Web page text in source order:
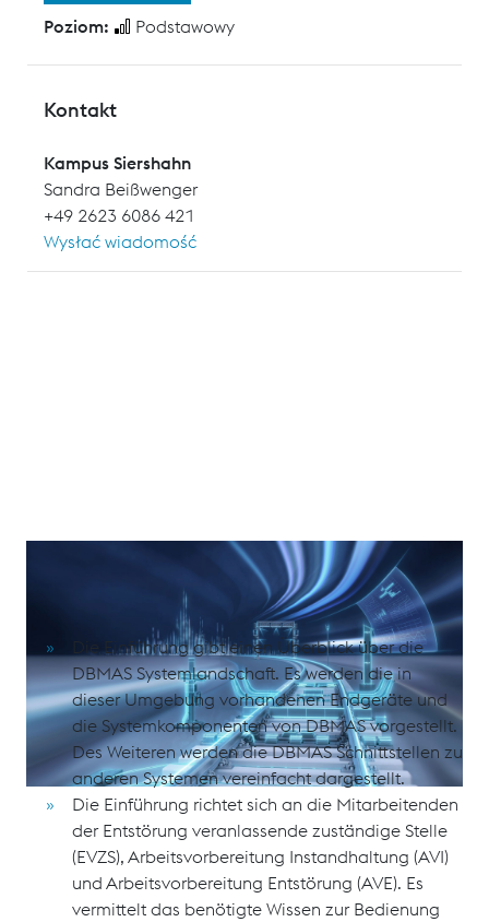
Poziom:
Podstawowy
Kontakt
Kampus Siershahn
Sandra Beißwenger
+49 2623 6086 421
Wysłać wiadomość
Zweck und Anwendungsbereich
Die Einführung gibt einen Überblick über die
DBMAS Systemlandschaft. Es werden die in
dieser Umgebung vorhandenen Endgeräte und
die Systemkomponenten von DBMAS vorgestellt.
Des Weiteren werden die DBMAS Schnittstellen zu
anderen Systemen vereinfacht dargestellt.
Die Einführung richtet sich an die Mitarbeitenden
der Entstörung veranlassende zuständige Stelle
(EVZS), Arbeitsvorbereitung Instandhaltung (AVI)
und Arbeitsvorbereitung Entstörung (AVE). Es
vermittelt das benötigte Wissen zur Bedienung